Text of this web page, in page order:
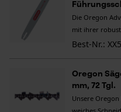
Die Oregon
mit ihrer
Best-Nr.:
Oregon
mm, 72 Tgl.
Unsere